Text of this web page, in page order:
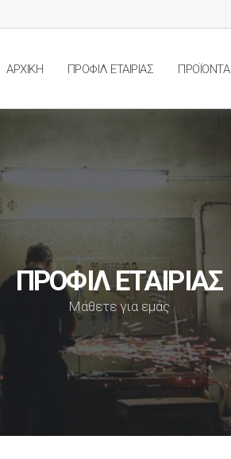
ΑΡΧΙΚΗ ΠΡΟΦΙΛ ΕΤΑΙΡΙΑΣ ΠΡΟΪΟΝΤΑ
ΠΡΟΦΙΛ ΕΤΑΙΡΙΑΣ
Μάθετε για εμάς